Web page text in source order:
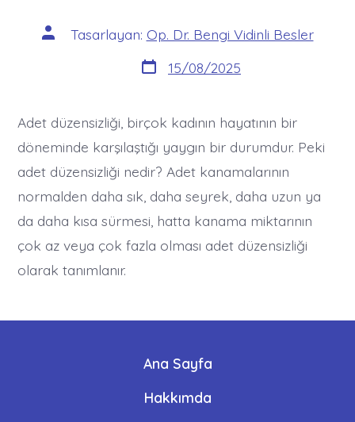
Yazının
yazarı
Tasarlayan: Op. Dr. Bengi Vidinli Besler
Yazı
tarihi
15/08/2025
Adet düzensizliği, birçok kadının hayatının bir
döneminde karşılaştığı yaygın bir durumdur. Peki
adet düzensizliği nedir? Adet kanamalarının
normalden daha sık, daha seyrek, daha uzun ya
da daha kısa sürmesi, hatta kanama miktarının
çok az veya çok fazla olması adet düzensizliği
olarak tanımlanır.
Ana Sayfa
Hakkımda